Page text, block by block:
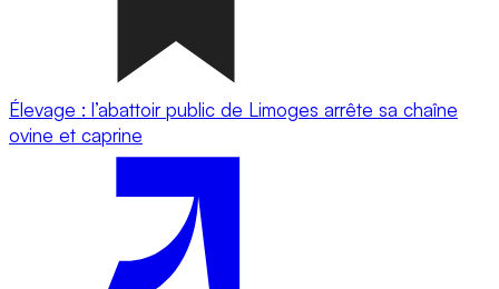
Élevage : l’abattoir public de Limoges arrête sa chaîne
ovine et caprine